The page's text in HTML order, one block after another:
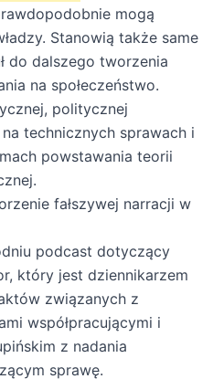
mogą
Stanowią także same
do dalszego tworzenia
na społeczeństwo.
politycznej
technicznych sprawach i
powstawania teorii
fałszywej narracji w
podcast dotyczący
który jest dziennikarzem
związanych z
współpracującymi i
z nadania
sprawę.